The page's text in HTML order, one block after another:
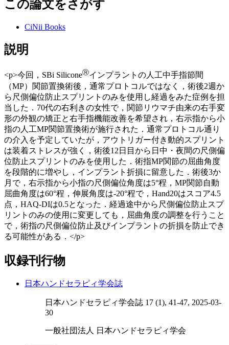
この論文をさがす
CiNii Books
説明
<p>今回，SBi SiliconeⓇインプラントの人工中手指節間
（MP）関節置換術後，通常プロトコルではなく，術後2週か
ら尺側偏位防止スプリントのみを使用し経過をみた症例を担
当した．70代の右利きの女性で，関節リウマチ由来の右手変
形の外観の矯正と右手指機能改善を希望され，右示指から小
指の人工MP関節置換術が施行された．通常プロトコル通り
の介入を予定していたが，アウトリガー付き動的スプリント
は装着ストレスが強く，術後12日目から日中・夜間の尺側偏
位防止スプリントのみを使用した．術指MP関節の屈曲角度
を段階的に増やし，インプラント折損に留意した．術後3か
月で，右示指から小指の尺側偏位角度は5°程，MP関節自動
屈曲角度は60°程，伸展角度は-20°程で，Hand20はスコア4.5
点，HAQ-DIは0.5となった．経過途中から尺側偏位防止スプ
リントのみの使用に変更しても，屈曲角度の調整を行うこと
で，術指の尺側偏位防止及びインプラントの折損を防止でき
る可能性がある．</p>
収録刊行物
日本ハンドセラピィ学会誌
日本ハンドセラピィ学会誌 17 (1), 41-47, 2025-03-
30
一般社団法人 日本ハンドセラピィ学会